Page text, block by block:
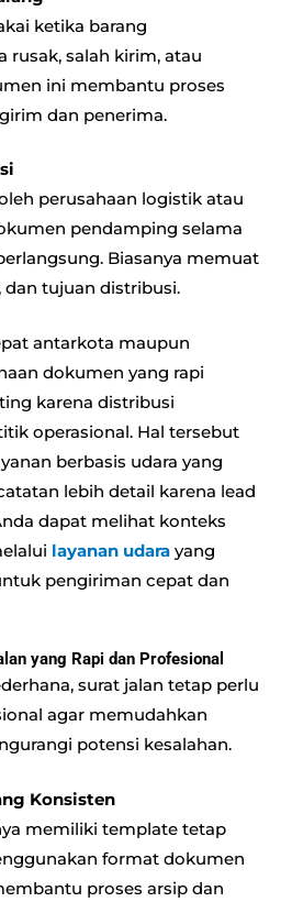
ketika barang
rusak, salah kirim, atau
ini membantu proses
dan penerima.
perusahaan logistik atau
pendamping selama
Biasanya memuat
dan tujuan distribusi.
antarkota maupun
dokumen yang rapi
karena distribusi
operasional. Hal tersebut
berbasis udara yang
lebih detail karena lead
dapat melihat konteks
layanan udara yang
pengiriman cepat dan
yang Rapi dan Profesional
surat jalan tetap perlu
agar memudahkan
potensi kesalahan.
Konsisten
memiliki template tetap
format dokumen
proses arsip dan